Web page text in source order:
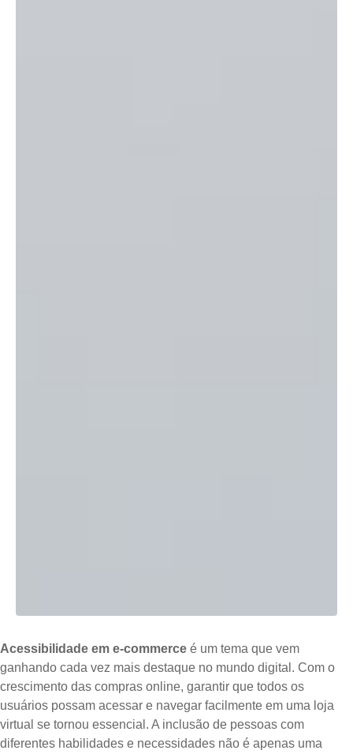
Acessibilidade em e-commerce é um tema que vem
ganhando cada vez mais destaque no mundo digital. Com o
crescimento das compras online, garantir que todos os
usuários possam acessar e navegar facilmente em uma loja
virtual se tornou essencial. A inclusão de pessoas com
diferentes habilidades e necessidades não é apenas uma